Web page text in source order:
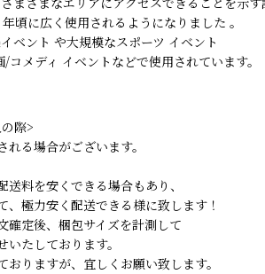
頃に広く使用されるようになりました 。
ベント や大規模なスポーツ イベント
メディ イベントなどで使用されています。
際>
る場合がございます。
料を安くできる場合もあり、
、極力安く配送できる様に致します！
確定後、梱包サイズを計測して
たしております。
おりますが、宜しくお願い致します。